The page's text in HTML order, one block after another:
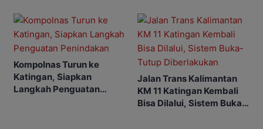
Kompolnas Turun ke
Katingan, Siapkan
Langkah Penguatan
Jalan Trans Kalimantan
KM 11 Katingan Kembali
Bisa Dilalui, Sistem Buka-